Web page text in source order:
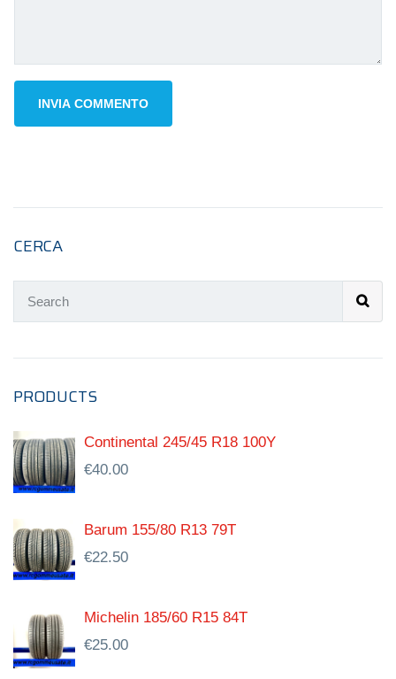
CERCA
PRODUCTS
Continental 245/45 R18 100Y
€40.00
Barum 155/80 R13 79T
€22.50
Michelin 185/60 R15 84T
€25.00